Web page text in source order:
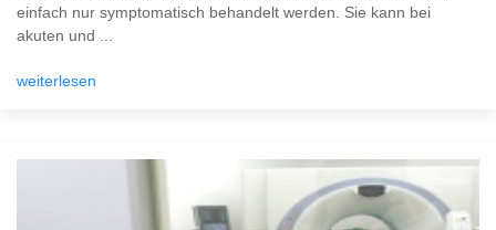
einfach nur symptomatisch behandelt werden. Sie kann bei
akuten und ...
weiterlesen